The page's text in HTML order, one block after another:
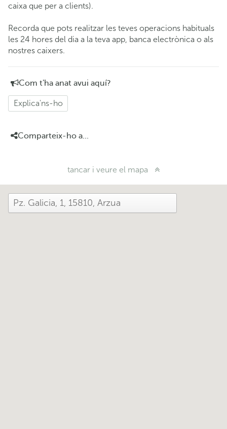
caixa que per a clients).
Recorda que pots realitzar les teves operacions habituals
les 24 hores del dia a la teva app, banca electrònica o als
nostres caixers.
Com t'ha anat avui aquí?
Explica'ns-ho
Comparteix-ho a...
tancar i veure el mapa